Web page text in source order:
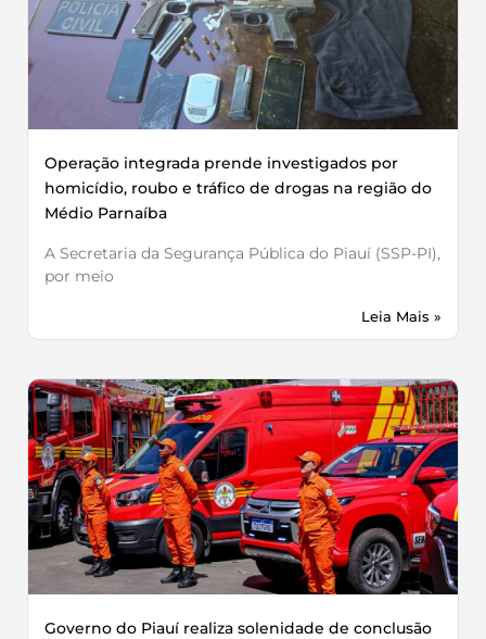
Operação integrada prende investigados por
homicídio, roubo e tráfico de drogas na região do
Médio Parnaíba
A Secretaria da Segurança Pública do Piauí (SSP-PI),
por meio
Leia Mais »
Governo do Piauí realiza solenidade de conclusão